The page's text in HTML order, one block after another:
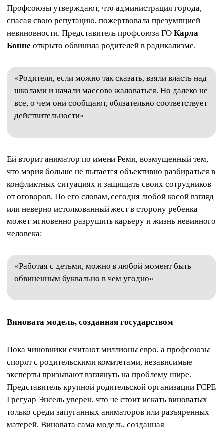
Профсоюзы утверждают, что администрация города,
спасая свою репутацию, пожертвовала презумпцией
невиновности. Представитель профсоюза FO Карла
Бонне открыто обвинила родителей в радикализме.
«Родители, если можно так сказать, взяли власть над
школами и начали массово жаловаться. Но далеко не
все, о чем они сообщают, обязательно соответствует
действительности»
Ей вторит аниматор по имени Реми, возмущенный тем,
что мэрия больше не пытается объективно разбираться в
конфликтных ситуациях и защищать своих сотрудников
от оговоров. По его словам, сегодня любой косой взгляд
или неверно истолкованный жест в сторону ребенка
может мгновенно разрушить карьеру и жизнь невинного
человека:
«Работая с детьми, можно в любой момент быть
обвиненным буквально в чем угодно»
Виновата модель, созданная государством
Пока чиновники считают миллионы евро, а профсоюзы
спорят с родительскими комитетами, независимые
эксперты призывают взглянуть на проблему шире.
Представитель крупной родительской организации FCPE
Грегуар Энсель уверен, что не стоит искать виноватых
только среди запуганных аниматоров или разъяренных
матерей. Виновата сама модель, созданная